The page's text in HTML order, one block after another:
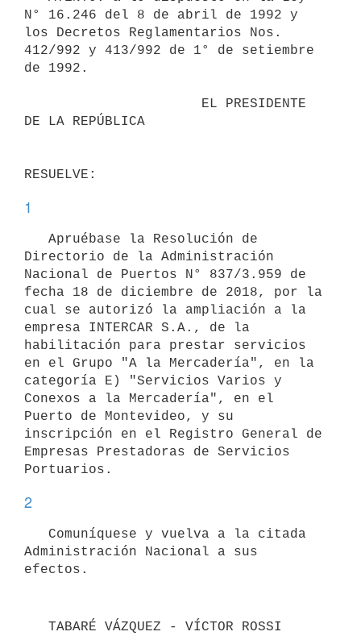
N° 16.246 del 8 de abril de 1992 y
los Decretos Reglamentarios Nos.
412/992 y 413/992 de 1° de setiembre
de 1992.
DE LA REPÚBLICA
1
Directorio de la Administración
Nacional de Puertos N° 837/3.959 de
fecha 18 de diciembre de 2018, por la
cual se autorizó la ampliación a la
empresa INTERCAR S.A., de la
habilitación para prestar servicios
en el Grupo "A la Mercadería", en la
categoría E) "Servicios Varios y
Conexos a la Mercadería", en el
Puerto de Montevideo, y su
inscripción en el Registro General de
Empresas Prestadoras de Servicios
2
Administración Nacional a sus
   TABARÉ VÁZQUEZ - VÍCTOR ROSSI